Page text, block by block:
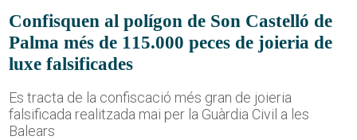
Confisquen al polígon de Son Castelló de
Palma més de 115.000 peces de joieria de
luxe falsificades
Es tracta de la confiscació més gran de joieria
falsificada realitzada mai per la Guàrdia Civil a les
Balears